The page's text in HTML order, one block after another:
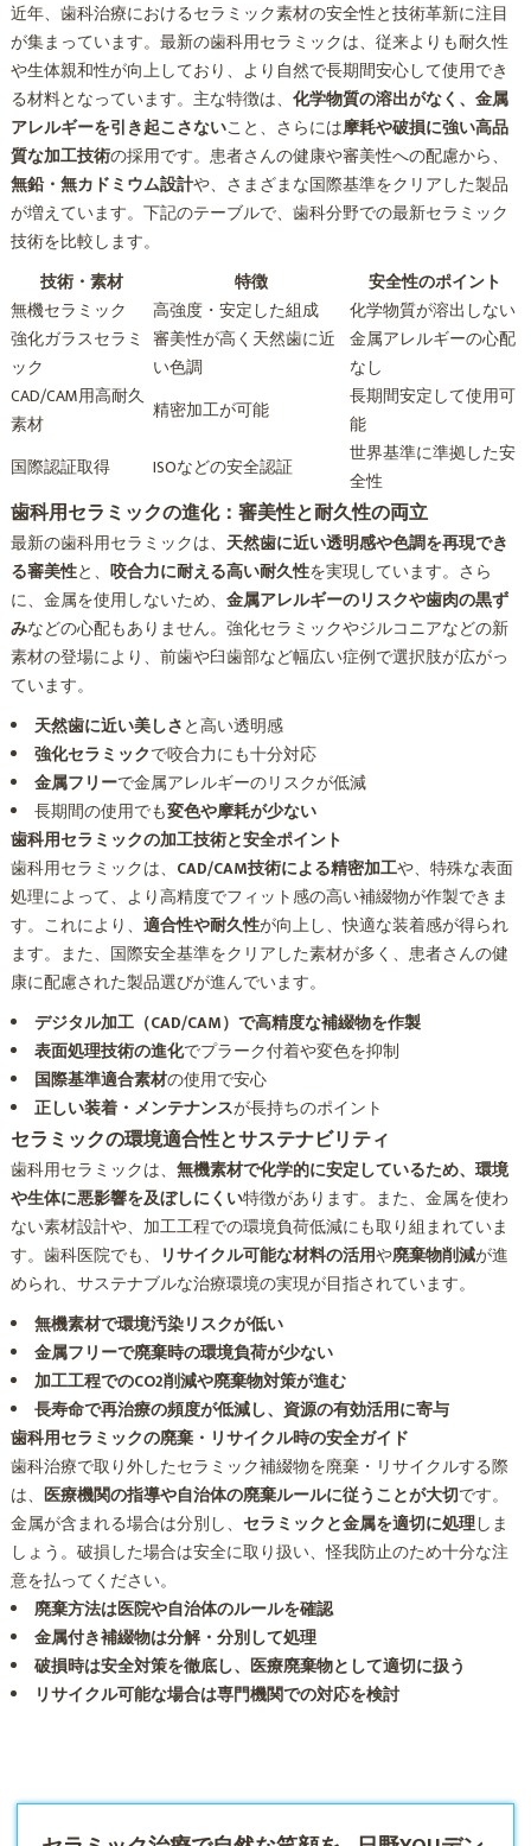
近年、歯科治療におけるセラミック素材の安全性と技術革新に注目
が集まっています。最新の歯科用セラミックは、従来よりも耐久性
や生体親和性が向上しており、より自然で長期間安心して使用でき
る材料となっています。主な特徴は、 化学物質の溶出がなく、金属
アレルギーを引き起こさないこと、さらには摩耗や破損に強い高品
質な加工技術の採用です。患者さんの健康や審美性への配慮から、
無鉛・無カドミウム設計や、さまざまな国際基準をクリアした製品
が増えています。下記のテーブルで、歯科分野での最新セラミック
技術を比較します。
技術・素材
特徴
安全性のポイント
無機セラミック
高強度・安定した組成
化学物質が溶出しない
強化ガラスセラミ
ック
審美性が高く天然歯に近
い色調
金属アレルギーの心配
なし
CAD/CAM用高耐久
素材
精密加工が可能
長期間安定して使用可
能
国際認証取得
ISOなどの安全認証
世界基準に準拠した安
全性
歯科用セラミックの進化：審美性と耐久性の両立
最新の歯科用セラミックは、 天然歯に近い透明感や色調を再現でき
る審美性と、 咬合力に耐える高い耐久性を実現しています。さら
に、金属を使用しないため、 金属アレルギーのリスクや歯肉の黒ず
みなどの心配もありません。強化セラミックやジルコニアなどの新
素材の登場により、前歯や臼歯部など幅広い症例で選択肢が広がっ
ています。
天然歯に近い美しさと高い透明感
強化セラミックで咬合力にも十分対応
金属フリーで金属アレルギーのリスクが低減
長期間の使用でも変色や摩耗が少ない
歯科用セラミックの加工技術と安全ポイント
歯科用セラミックは、 CAD/CAM技術による精密加工や、特殊な表面
処理によって、より高精度でフィット感の高い補綴物が作製できま
す。これにより、 適合性や耐久性が向上し、快適な装着感が得られ
ます。また、国際安全基準をクリアした素材が多く、患者さんの健
康に配慮された製品選びが進んでいます。
デジタル加工（CAD/CAM）で高精度な補綴物を作製
表面処理技術の進化でプラーク付着や変色を抑制
国際基準適合素材の使用で安心
正しい装着・メンテナンスが長持ちのポイント
セラミックの環境適合性とサステナビリティ
歯科用セラミックは、 無機素材で化学的に安定しているため、環境
や生体に悪影響を及ぼしにくい特徴があります。また、金属を使わ
ない素材設計や、加工工程での環境負荷低減にも取り組まれていま
す。歯科医院でも、 リサイクル可能な材料の活用や廃棄物削減が進
められ、サステナブルな治療環境の実現が目指されています。
無機素材で環境汚染リスクが低い
金属フリーで廃棄時の環境負荷が少ない
加工工程でのCO2削減や廃棄物対策が進む
長寿命で再治療の頻度が低減し、資源の有効活用に寄与
歯科用セラミックの廃棄・リサイクル時の安全ガイド
歯科治療で取り外したセラミック補綴物を廃棄・リサイクルする際
は、 医療機関の指導や自治体の廃棄ルールに従うことが大切です。
金属が含まれる場合は分別し、 セラミックと金属を適切に処理しま
しょう。破損した場合は安全に取り扱い、怪我防止のため十分な注
意を払ってください。
廃棄方法は医院や自治体のルールを確認
金属付き補綴物は分解・分別して処理
破損時は安全対策を徹底し、医療廃棄物として適切に扱う
リサイクル可能な場合は専門機関での対応を検討